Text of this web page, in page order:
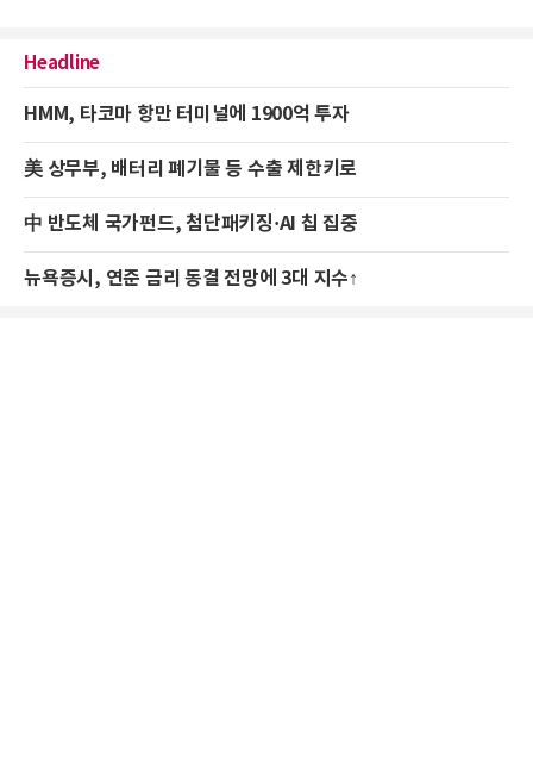
Headline
HMM, 타코마 항만 터미널에 1900억 투자
美 상무부, 배터리 폐기물 등 수출 제한키로
中 반도체 국가펀드, 첨단패키징·AI 칩 집중
뉴욕증시, 연준 금리 동결 전망에 3대 지수↑